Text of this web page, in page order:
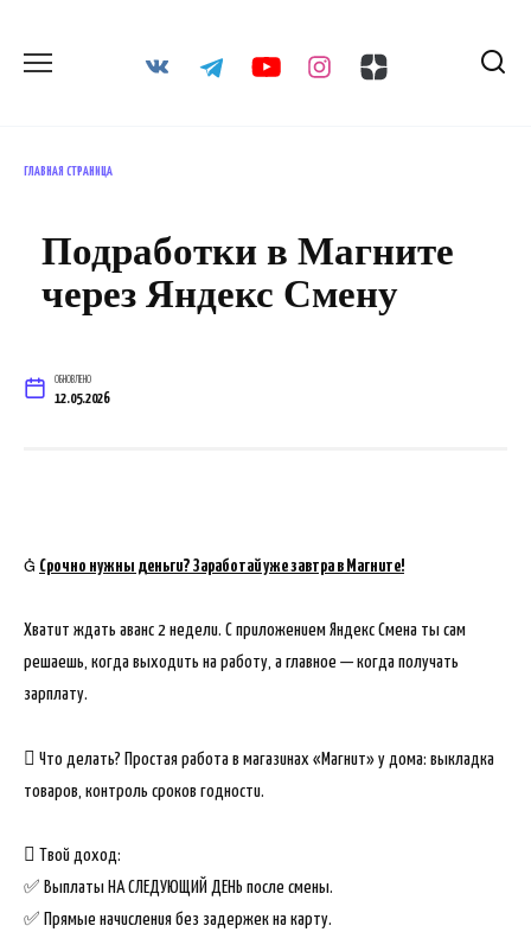
содержанию
ГЛАВНАЯ СТРАНИЦА
Подработки в Магните
через Яндекс Смену
ОБНОВЛЕНО
12.05.2026
 Срочно нужны деньги? Заработай уже завтра в Магните!
Хватит ждать аванс 2 недели. С приложением Яндекс Смена ты сам
решаешь, когда выходить на работу, а главное — когда получать
зарплату.
 Что делать? Простая работа в магазинах «Магнит» у дома: выкладка
товаров, контроль сроков годности.
 Твой доход:
✅ Выплаты НА СЛЕДУЮЩИЙ ДЕНЬ после смены.
✅ Прямые начисления без задержек на карту.